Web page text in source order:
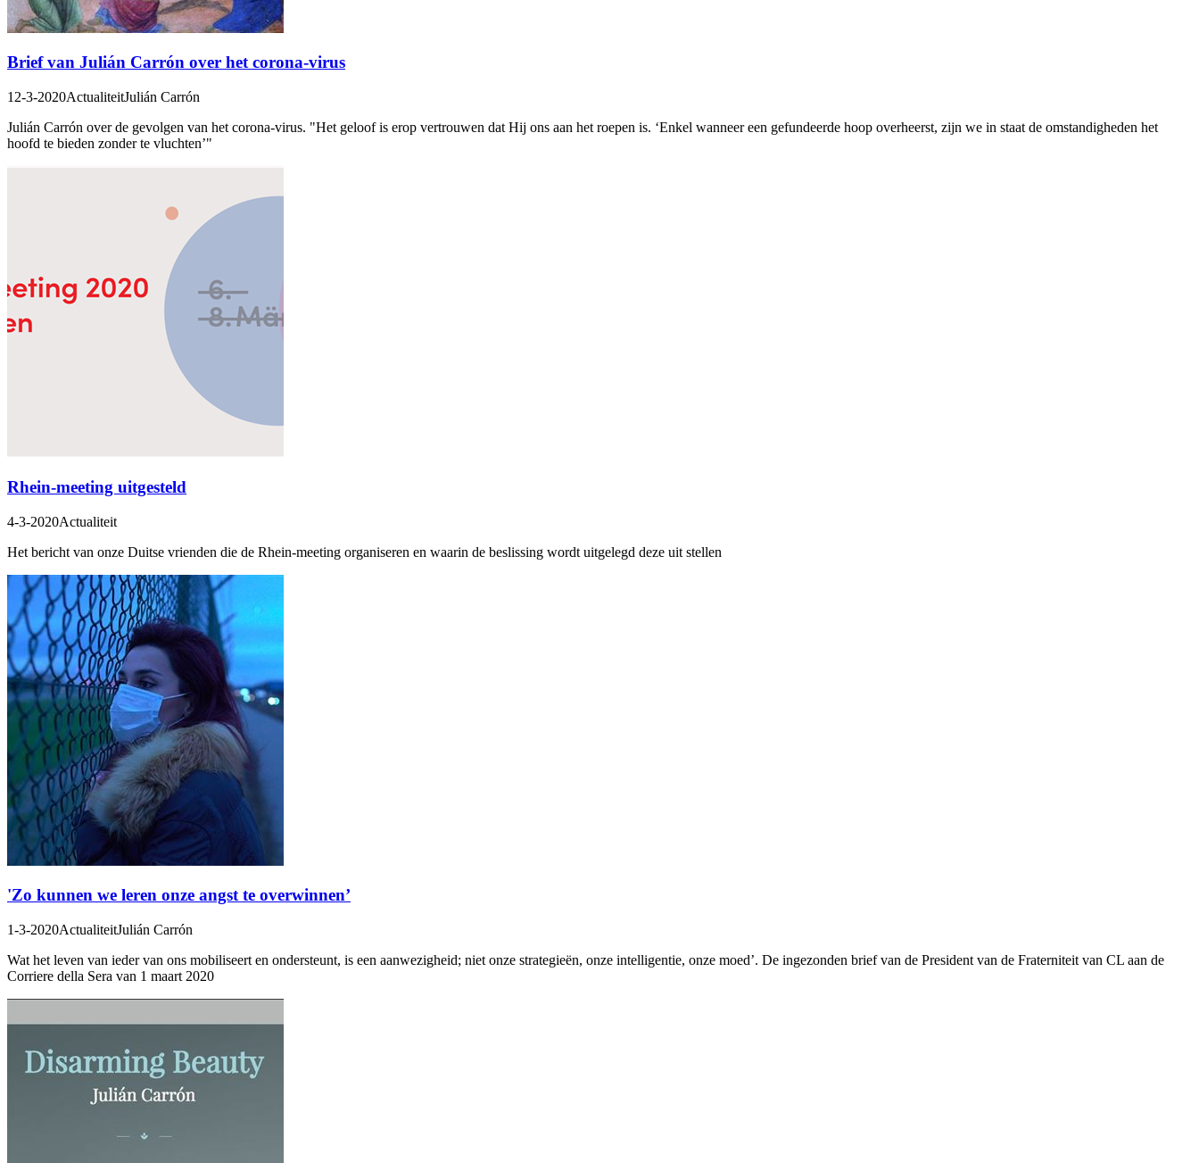
Brief van Julián Carrón over het corona-virus
12-3-2020ActualiteitJulián Carrón
Julián Carrón over de gevolgen van het corona-virus. "Het geloof is erop vertrouwen dat Hij ons aan het roepen is. ‘Enkel wanneer een gefundeerde hoop overheerst, zijn we in staat de omstandigheden het
hoofd te bieden zonder te vluchten’"
Rhein-meeting uitgesteld
4-3-2020Actualiteit
Het bericht van onze Duitse vrienden die de Rhein-meeting organiseren en waarin de beslissing wordt uitgelegd deze uit stellen
'Zo kunnen we leren onze angst te overwinnen’
1-3-2020ActualiteitJulián Carrón
Wat het leven van ieder van ons mobiliseert en ondersteunt, is een aanwezigheid; niet onze strategieën, onze intelligentie, onze moed’. De ingezonden brief van de President van de Fraterniteit van CL aan de
Corriere della Sera van 1 maart 2020